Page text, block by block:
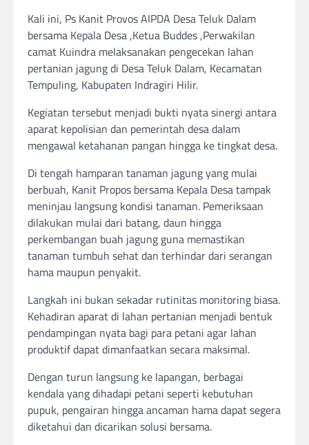
Kali ini, Ps Kanit Provos AIPDA Desa Teluk Dalam
bersama Kepala Desa ,Ketua Buddes ,Perwakilan
camat Kuindra melaksanakan pengecekan lahan
pertanian jagung di Desa Teluk Dalam, Kecamatan
Tempuling, Kabupaten Indragiri Hilir.
Kegiatan tersebut menjadi bukti nyata sinergi antara
aparat kepolisian dan pemerintah desa dalam
mengawal ketahanan pangan hingga ke tingkat desa.
Di tengah hamparan tanaman jagung yang mulai
berbuah, Kanit Propos bersama Kepala Desa tampak
meninjau langsung kondisi tanaman. Pemeriksaan
dilakukan mulai dari batang, daun hingga
perkembangan buah jagung guna memastikan
tanaman tumbuh sehat dan terhindar dari serangan
hama maupun penyakit.
Langkah ini bukan sekadar rutinitas monitoring biasa.
Kehadiran aparat di lahan pertanian menjadi bentuk
pendampingan nyata bagi para petani agar lahan
produktif dapat dimanfaatkan secara maksimal.
Dengan turun langsung ke lapangan, berbagai
kendala yang dihadapi petani seperti kebutuhan
pupuk, pengairan hingga ancaman hama dapat segera
diketahui dan dicarikan solusi bersama.